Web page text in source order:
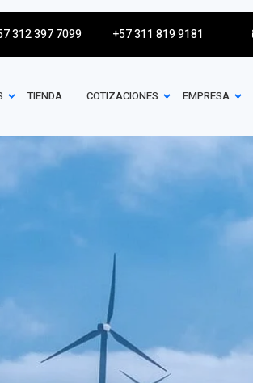
312 397 7099 +57 311 819 9181
TIENDA COTIZACIONES EMPRESA